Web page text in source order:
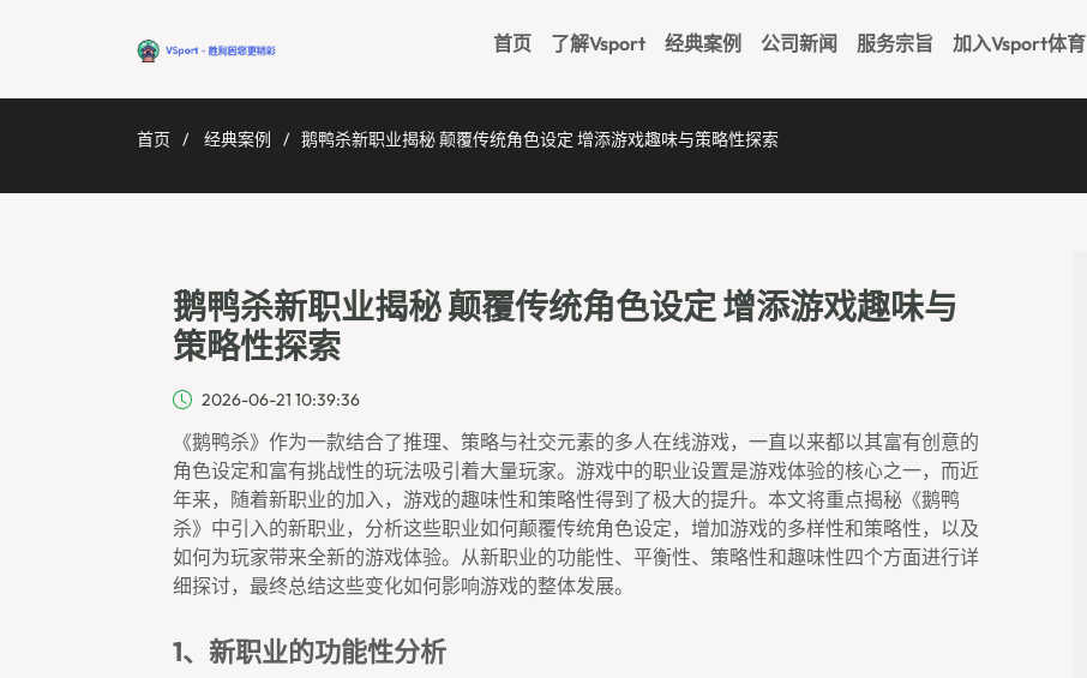
首页 了解Vsport 经典案例 公司新闻 服务宗旨 加入Vsport体育
首页 经典案例 鹅鸭杀新职业揭秘 颠覆传统角色设定 增添游戏趣味与策略性探索
鹅鸭杀新职业揭秘 颠覆传统角色设定 增添游戏趣味与
策略性探索
2026-06-21 10:39:36
《鹅鸭杀》作为一款结合了推理、策略与社交元素的多人在线游戏，一直以来都以其富有创意的
角色设定和富有挑战性的玩法吸引着大量玩家。游戏中的职业设置是游戏体验的核心之一，而近
年来，随着新职业的加入，游戏的趣味性和策略性得到了极大的提升。本文将重点揭秘《鹅鸭
杀》中引入的新职业，分析这些职业如何颠覆传统角色设定，增加游戏的多样性和策略性，以及
如何为玩家带来全新的游戏体验。从新职业的功能性、平衡性、策略性和趣味性四个方面进行详
细探讨，最终总结这些变化如何影响游戏的整体发展。
1、新职业的功能性分析